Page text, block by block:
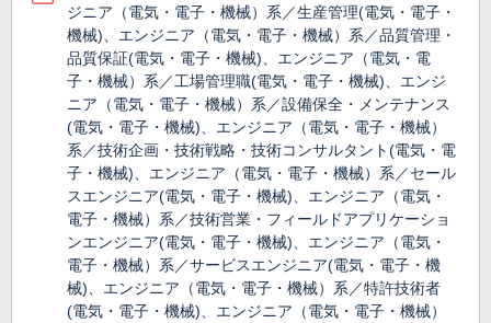
ジニア（電気・電子・機械）系／生産管理(電気・電子・
機械)、エンジニア（電気・電子・機械）系／品質管理・
品質保証(電気・電子・機械)、エンジニア（電気・電
子・機械）系／工場管理職(電気・電子・機械)、エンジ
ニア（電気・電子・機械）系／設備保全・メンテナンス
(電気・電子・機械)、エンジニア（電気・電子・機械）
系／技術企画・技術戦略・技術コンサルタント(電気・電
子・機械)、エンジニア（電気・電子・機械）系／セール
スエンジニア(電気・電子・機械)、エンジニア（電気・
電子・機械）系／技術営業・フィールドアプリケーショ
ンエンジニア(電気・電子・機械)、エンジニア（電気・
電子・機械）系／サービスエンジニア(電気・電子・機
械)、エンジニア（電気・電子・機械）系／特許技術者
(電気・電子・機械)、エンジニア（電気・電子・機械）